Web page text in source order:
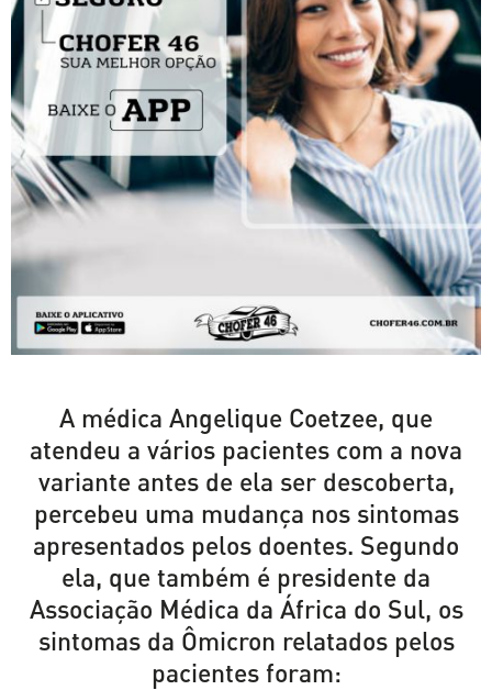
A médica Angelique Coetzee, que
atendeu a vários pacientes com a nova
variante antes de ela ser descoberta,
percebeu uma mudança nos sintomas
apresentados pelos doentes. Segundo
ela, que também é presidente da
Associação Médica da África do Sul, os
sintomas da Ômicron relatados pelos
pacientes foram: